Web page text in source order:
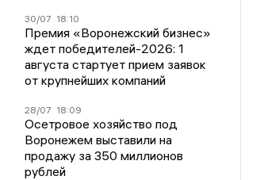
30/07 18:10
Премия «Воронежский бизнес»
ждет победителей-2026: 1
августа стартует прием заявок
от крупнейших компаний
28/07 18:09
Осетровое хозяйство под
Воронежем выставили на
продажу за 350 миллионов
рублей